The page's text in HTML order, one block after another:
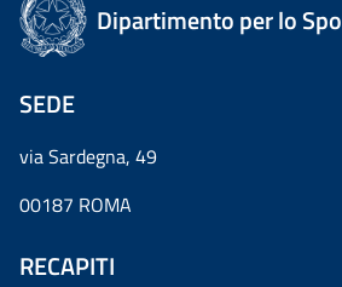
Dipartimento per lo
SEDE
via Sardegna, 49
00187 ROMA
RECAPITI